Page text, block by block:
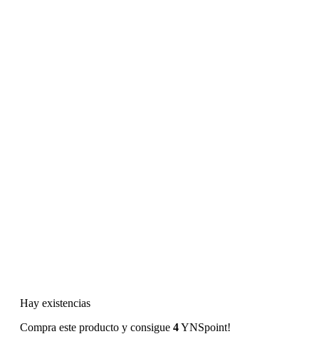
Hay existencias
Compra este producto y consigue 4YNSpoint!